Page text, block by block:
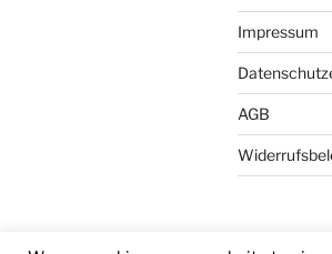
Impressum
AGB